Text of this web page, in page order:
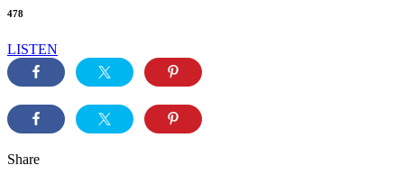
478
LISTEN
Share